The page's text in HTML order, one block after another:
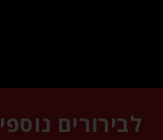
לבירורים